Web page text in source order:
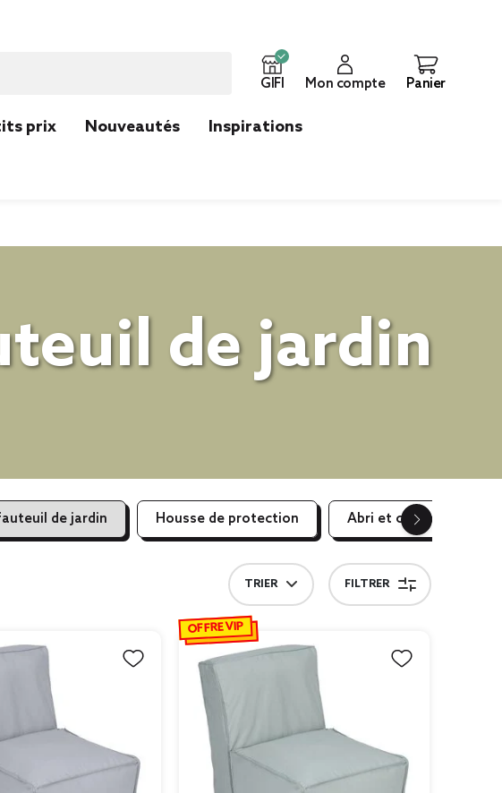
GIFI Mon compte Panier
prix Nouveautés Inspirations
de jardin
de jardin Housse de protection Abri et coffre de jardin
TRIER FILTRER
OFFRE VIP